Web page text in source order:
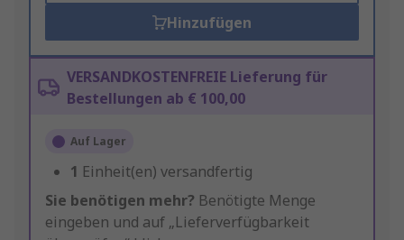
Hinzufügen
VERSANDKOSTENFREIE Lieferung für
Bestellungen ab € 100,00
Auf Lager
1 Einheit(en) versandfertig
Sie benötigen mehr? Benötigte Menge
eingeben und auf „Lieferverfügbarkeit